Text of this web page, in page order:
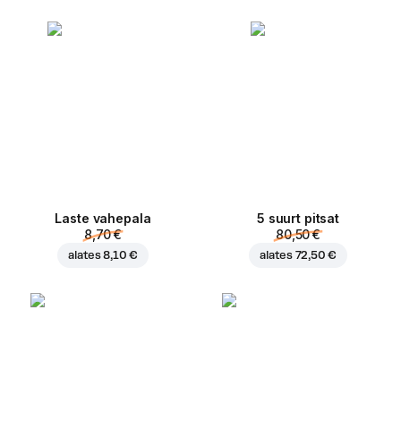
Laste vahepala
8,70 €
alates8,10 €
5 suurt pitsat
80,50 €
alates 72,50 €